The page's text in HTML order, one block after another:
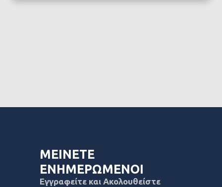
ΜΕΙΝΕΤΕ
ΕΝΗΜΕΡΩΜΕΝΟΙ
Εγγραφείτε και Ακολουθείστε